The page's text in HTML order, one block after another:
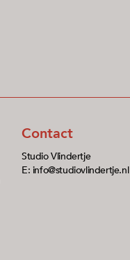
Contact
Studio Vlindertje
E: info@studiovlindertje.nl